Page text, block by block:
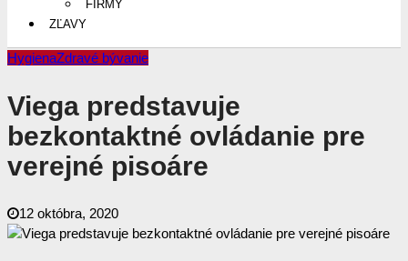
FIRMY
ZĽAVY
HygienaZdravé bývanie
Viega predstavuje
bezkontaktné ovládanie pre
verejné pisoáre
12 októbra, 2020